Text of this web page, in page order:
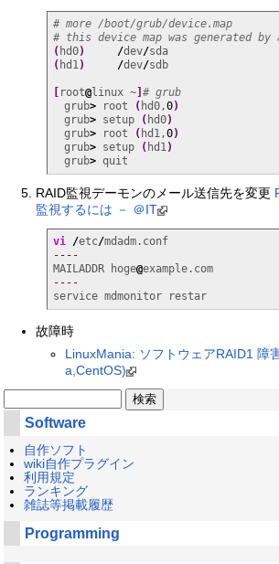
# more /boot/grub/device.map
# this device map was generated by
( hd0) /dev/
sda
( hd1 ) /dev/sdb
[ root@linux ~] # grub
grub> root ( hd0,0)
grub> setup ( hd0)
grub> root ( hd1,0)
grub> setup ( hd1 )
grub> quit
RAID監視デーモンのメール送信先を変更
監視するには － ＠IT
vi /etc/
mdadm.conf
----
MAILADDR hoge@
example.com
----
service mdmonitor restar
故障時
LinuxMania: ソフトウェアRAID1 障
a,CentOS)
Software
自作ソフト
wiki自作プラグイン
利用規定
ランキング
雑誌等掲載履歴
Programming